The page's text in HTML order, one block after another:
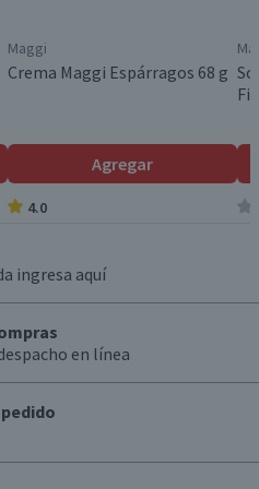
Maggi
Crema Maggi Espárragos 68 g
Agregar
4.0
ingresa aquí
en línea